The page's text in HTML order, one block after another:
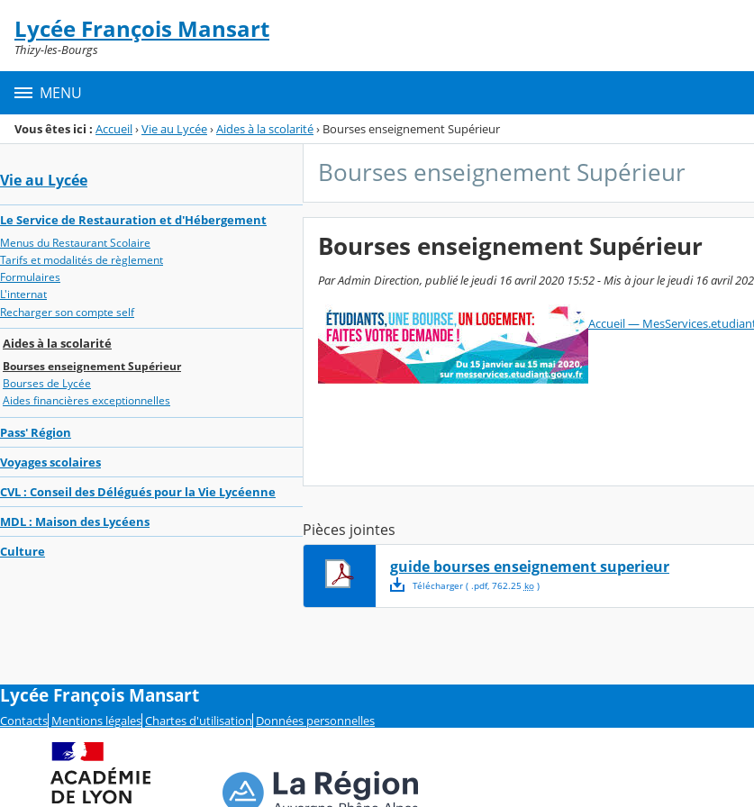
Menu de la rubrique
Contenu
Lycée François Mansart
Thizy-les-Bourgs
MENU
Vous êtes ici : Accueil›Vie au Lycée›Aides à la scolarité› Bourses enseignement Supérieur
Vie au Lycée
Le Service de Restauration et d'Hébergement
Menus du Restaurant Scolaire
Tarifs et modalités de règlement
Formulaires
L'internat
Recharger son compte self
Aides à la scolarité
Bourses enseignement Supérieur
Bourses de Lycée
Aides financières exceptionnelles
Pass' Région
Voyages scolaires
CVL : Conseil des Délégués pour la Vie Lycéenne
MDL : Maison des Lycéens
Culture
Bourses enseignement Supérieur
Bourses enseignement Supérieur
Par Admin Direction, publié le jeudi 16 avril 2020 15:52 - Mis à jour le jeudi 16 avril
Accueil —
Pièces jointes
guide bourses enseignement superieur
Télécharger( .pdf, 762.25 ko)
Lycée François Mansart
Contacts Mentions légales Chartes d'utilisation Données personnelles